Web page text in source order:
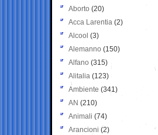
Aborto (20)
Acca Larentia (2)
Alcool (3)
Alemanno (150)
Alfano (315)
Alitalia (123)
Ambiente (341)
AN (210)
Animali (74)
Arancioni (2)